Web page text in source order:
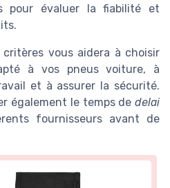
pour évaluer la fiabilité et
vous aidera à choisir
à vos pneus voiture, à
et à assurer la sécurité.
également le temps de delai
fournisseurs avant de